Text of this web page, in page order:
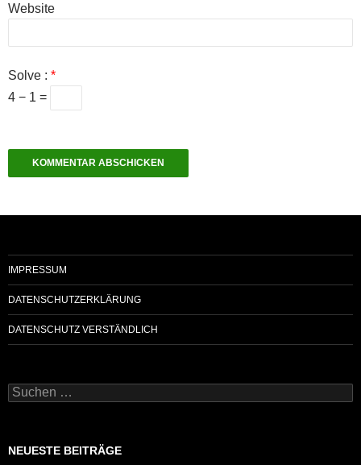
Website
Solve : *
4 − 1 =
IMPRESSUM
DATENSCHUTZERKLÄRUNG
DATENSCHUTZ VERSTÄNDLICH
Suchen
nach:
NEUESTE BEITRÄGE